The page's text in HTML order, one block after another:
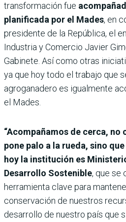
transformación fue
planificada por el Mades, en
presidente de la República, el
Industria y Comercio Javier
Gabinete. Así como otras
ya que hoy todo el trabajo que
agroganadero es igualmente
el Mades.
“Acompañamos de cerca, no
pone palo a la rueda, sino
hoy la institución es
Desarrollo Sostenible, que se
herramienta clave para
conservación de nuestros
desarrollo de nuestro país que